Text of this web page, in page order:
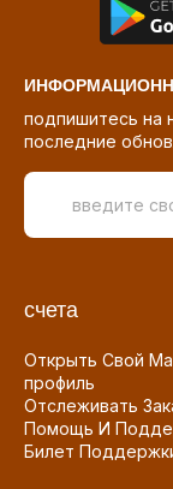
подпишитесь на
последние
счета
Открыть Свой
профиль
Отслеживать
Помощь И
Билет